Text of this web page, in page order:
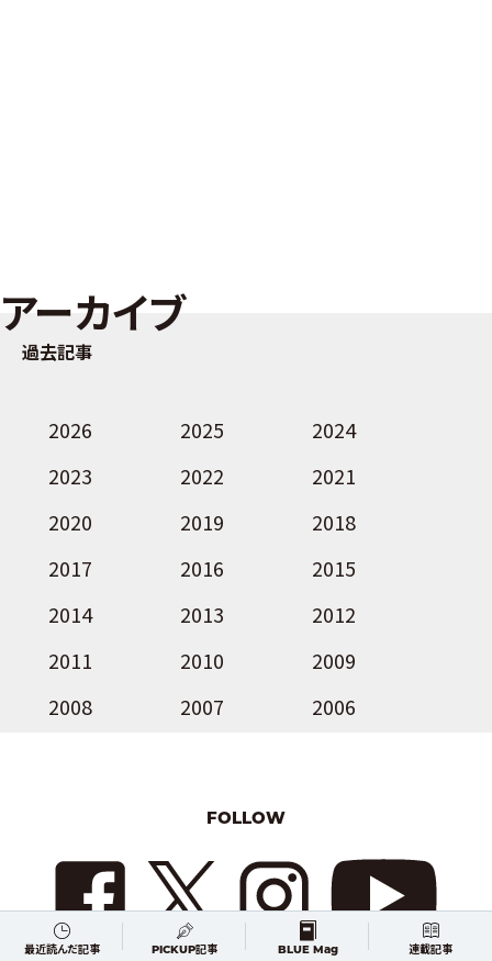
アーカイブ
過去記事
2026 2025
2024
2023
2022
2021
2020
2019
2018
2017
2016
2015
2014
2013
2012
2011
2010
2009
2008
2007 2006
FOLLOW
最近読んだ記事 PICKUP記事 BLUE Mag 連載記事